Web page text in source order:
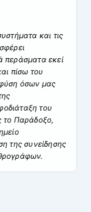
και τις
περάσματα εκεί
πίσω του
όσων μας
του
το Παράδοξο,
της συνείδησης